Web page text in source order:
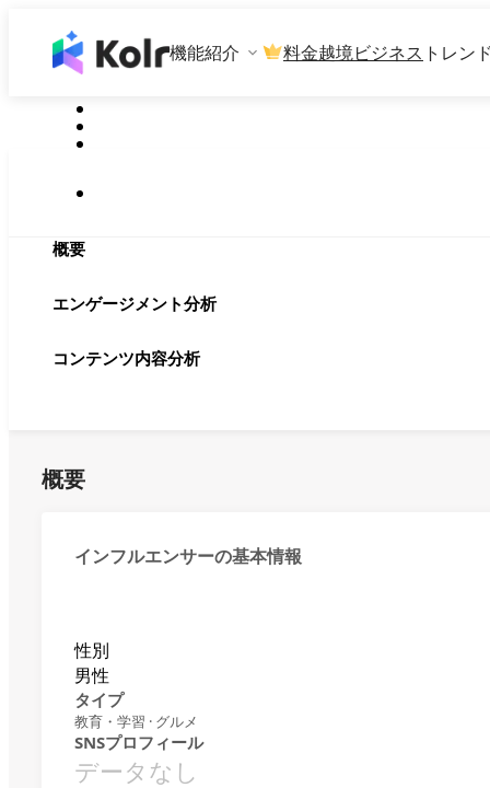
機能紹介 料金越境ビジネス トレン
概要
エンゲージメント分析
コンテンツ内容分析
概要
インフルエンサーの基本情報
性別
男性
タイプ
教育・学習 · グルメ
SNSプロフィール
データなし